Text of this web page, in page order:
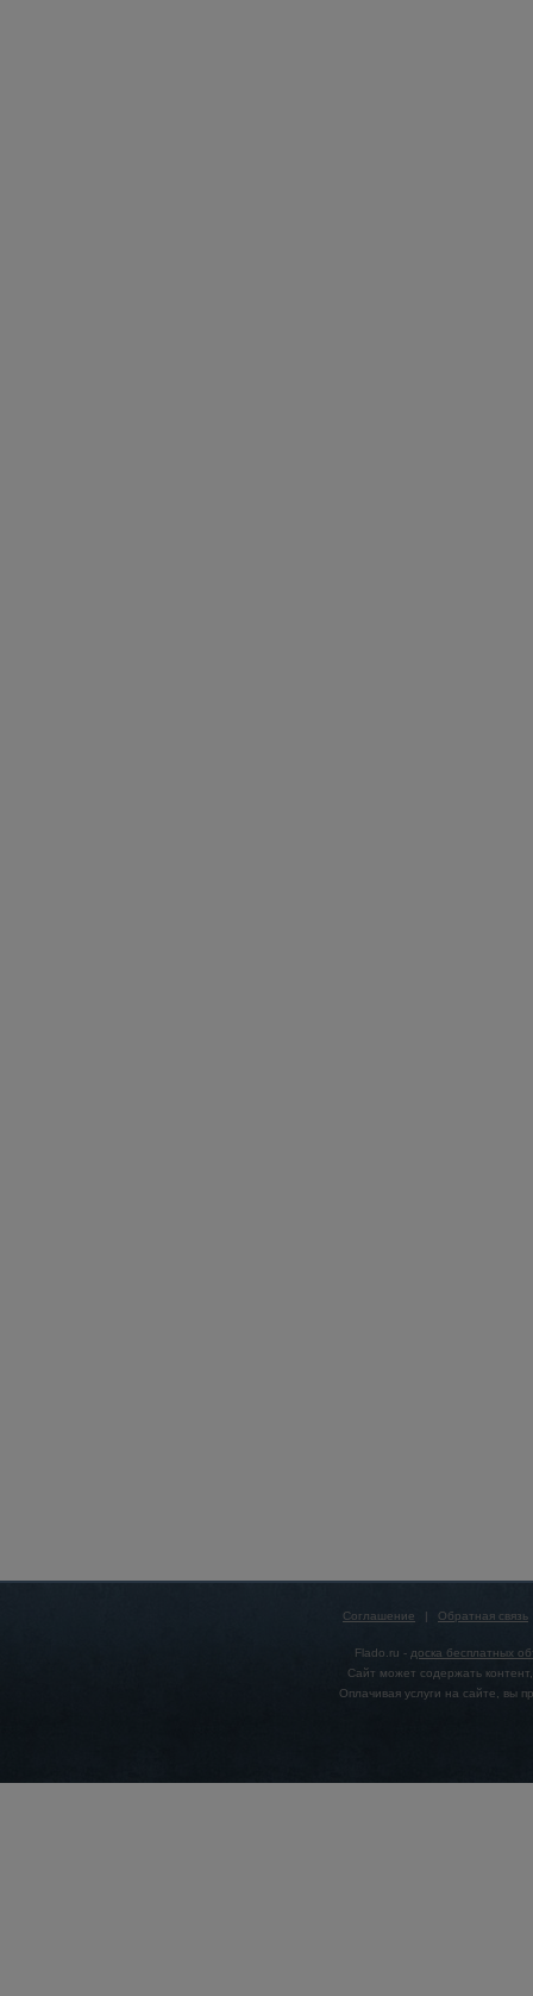
Соглашение | Обратная связь
Flado.ru - доска бесплатных
Сайт может содержать
Оплачивая услуги на сайте, вы